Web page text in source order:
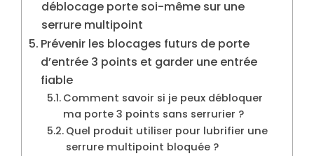
déblocage porte soi-même sur une
serrure multipoint
Prévenir les blocages futurs de porte
d’entrée 3 points et garder une entrée
fiable
Comment savoir si je peux débloquer
ma porte 3 points sans serrurier ?
Quel produit utiliser pour lubrifier une
serrure multipoint bloquée ?